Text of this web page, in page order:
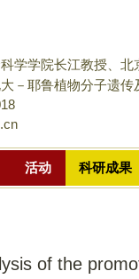
到
页
主
要
分
学学院长江教授、
－耶鲁植物分子遗
活动 科研成果
of the